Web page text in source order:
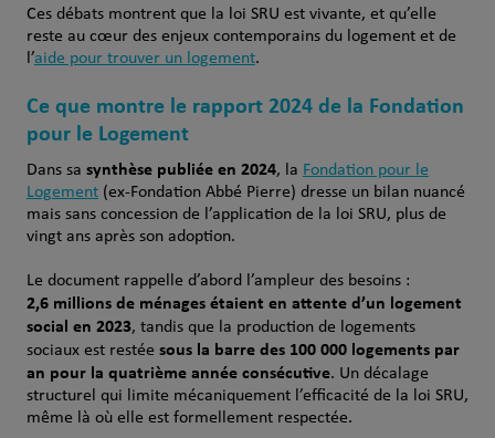
Ces débats montrent que la loi SRU est vivante, et qu’elle
reste au cœur des enjeux contemporains du logement et de
l’aide pour trouver un logement.
Ce que montre le rapport 2024 de la Fondation
pour le Logement
Dans sa synthèse publiée en 2024, la Fondation pour le
Logement(ex‑Fondation Abbé Pierre) dresse un bilan nuancé
mais sans concession de l’application de la loi SRU, plus de
vingt ans après son adoption.
Le document rappelle d’abord l’ampleur des besoins :
2,6 millions de ménages étaient en attente d’un logement
social en 2023, tandis que la production de logements
sociaux est restée sous la barre des 100 000 logements par
an pour la quatrième année consécutive. Un décalage
structurel qui limite mécaniquement l’efficacité de la loi SRU,
même là où elle est formellement respectée.